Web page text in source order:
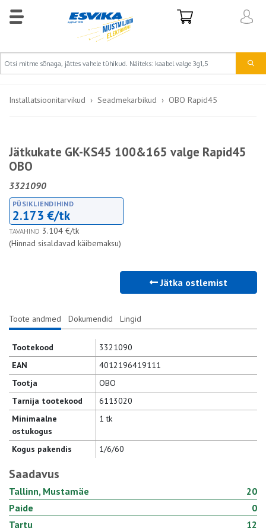
Installatsioonitarvikud Seadmekarbikud OBO Rapid45
Jätkukate GK-KS45 100&165 valge Rapid45
OBO
3321090
PÜSIKLIENDIHIND
2.173 €/tk
TAVAHIND 3.104 €/tk
(Hinnad sisaldavad käibemaksu)
Jätka ostlemist
Toote andmed Dokumendid Lingid
Tootekood
3321090
EAN
4012196419111
Tootja
OBO
Tarnija tootekood
6113020
Minimaalne
ostukogus
1 tk
Kogus pakendis 1/6/60
Saadavus
Tallinn, Mustamäe
20
Paide
0
Tartu
12